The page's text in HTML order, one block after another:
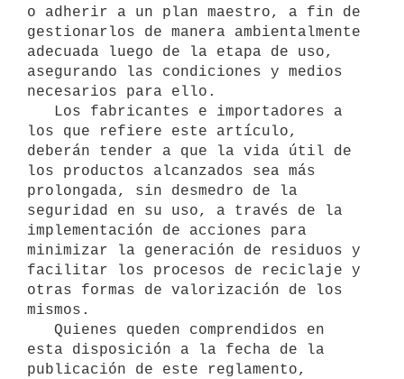
o adherir a un plan maestro, a fin de
gestionarlos de manera ambientalmente
adecuada luego de la etapa de uso,
asegurando las condiciones y medios
necesarios para ello.
los que refiere este artículo,
deberán tender a que la vida útil de
los productos alcanzados sea más
prolongada, sin desmedro de la
seguridad en su uso, a través de la
implementación de acciones para
minimizar la generación de residuos y
facilitar los procesos de reciclaje y
otras formas de valorización de los
mismos.
esta disposición a la fecha de la
publicación de este reglamento,